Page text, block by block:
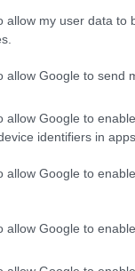
allow my user data to
allow Google to send
allow Google to
identifiers in apps.
allow Google to
allow Google to
όρια του
Πολιτική|
όλες
πάντοτε